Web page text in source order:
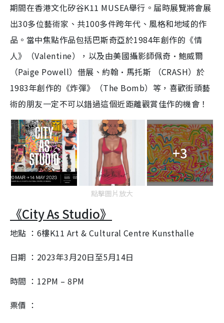
n
期間在香港文化矽谷K11 MUSEA舉行。届時展覽將會展
出30多位藝術家、共100多件跨年代、風格和地域的作
品。當中焦點作品包括巴斯奇亞於1984年創作的《情
人》（Valentine），以及由美國攝影師佩奇·鮑威爾
（Paige Powell）借展、約翰·馬托斯 （CRASH）於
1983年創作的《炸彈》（The Bomb）等，喜歡街頭藝
術的朋友一定不可以錯過這個近距離觀賞佳作的機會！
+3
點擊圖片放大
《City As Studio》
地點 ：6樓K11 Art & Cultural Centre Kunsthalle
日期 ：2023年3月20日至5月14日
時間 ：12PM – 8PM
票價 ：